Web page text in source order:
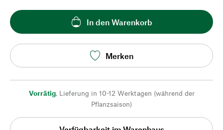
In den Warenkorb
Merken
Vorrätig, Lieferung in 10-12 Werktagen (während der
Pflanzsaison)